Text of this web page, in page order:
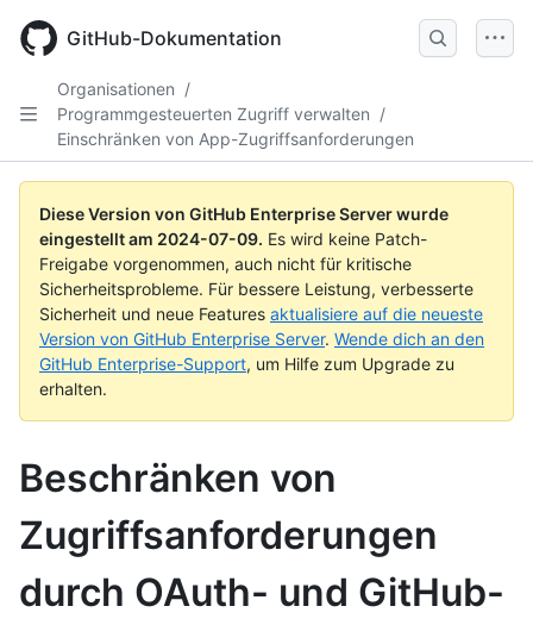
main
GitHub-Dokumentation
Organisationen /
Programmgesteuerten Zugriff verwalten /
Einschränken von App-Zugriffsanforderungen
Diese Version von GitHub Enterprise Server wurde
eingestellt am 2024-07-09. Es wird keine Patch-
Freigabe vorgenommen, auch nicht für kritische
Sicherheitsprobleme. Für bessere Leistung, verbesserte
Sicherheit und neue Features aktualisiere auf die neueste
Version von GitHub Enterprise Server. Wende dich an den
GitHub Enterprise-Support, um Hilfe zum Upgrade zu
erhalten.
Beschränken von
Zugriffsanforderungen
durch OAuth- und GitHub-